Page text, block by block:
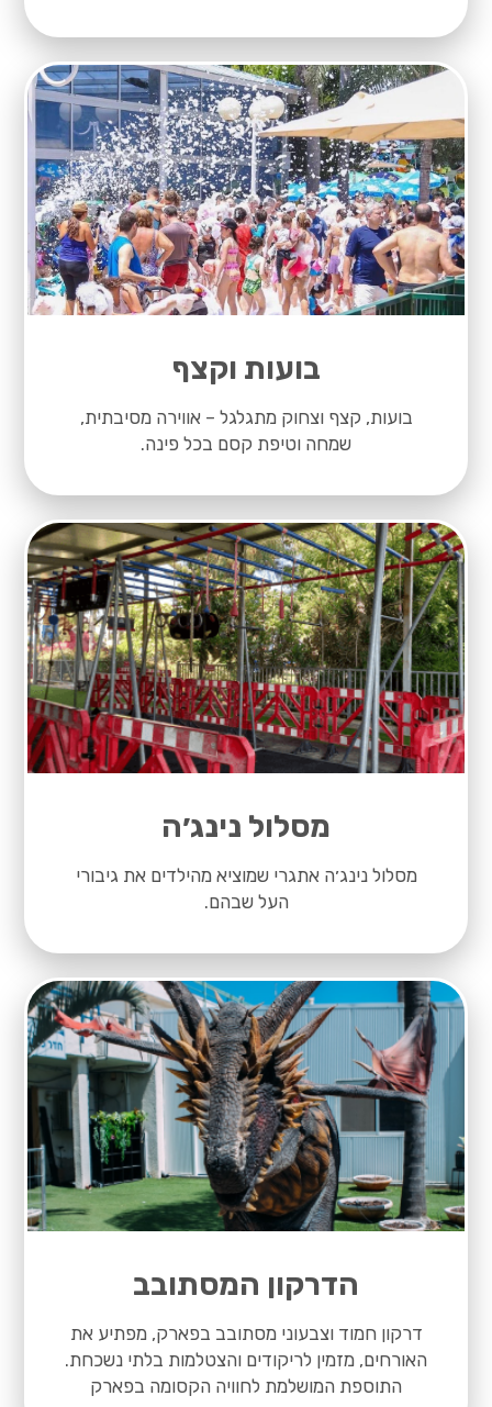
בועות וקצף
בועות, קצף וצחוק מתגלגל – אווירה מסיבתית,
שמחה וטיפת קסם בכל פינה.
מסלול נינג׳ה
מסלול נינג׳ה אתגרי שמוציא מהילדים את גיבורי
העל שבהם.
הדרקון המסתובב
דרקון חמוד וצבעוני מסתובב בפארק, מפתיע את
האורחים, מזמין לריקודים והצטלמות בלתי נשכחת.
התוספת המושלמת לחוויה הקסומה בפארק